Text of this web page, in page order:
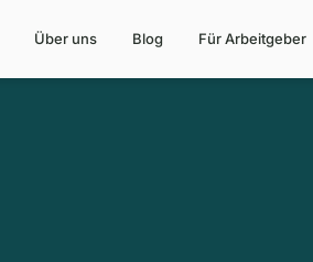
Über uns Blog Für Arbeitgeber